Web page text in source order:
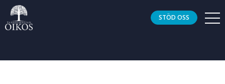
STÖD OSS